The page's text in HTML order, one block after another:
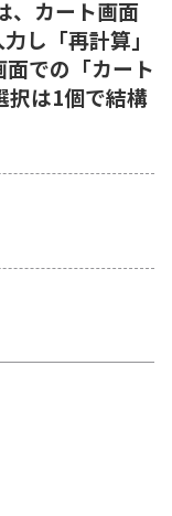
、カート画面
し「再計算」
での「カート
択は1個で結構